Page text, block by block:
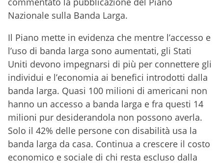
Nazionale sulla Banda Larga.
Il Piano mette in evidenza che mentre l’accesso e
l’uso di banda larga sono aumentati, gli Stati
Uniti devono impegnarsi di più per connettere gli
individui e l’economia ai benefici introdotti dalla
banda larga. Quasi 100 milioni di americani non
hanno un accesso a banda larga e fra questi 14
milioni pur desiderandola non possono averla.
Solo il 42% delle persone con disabilità usa la
banda larga da casa. Continua a crescere il costo
economico e sociale di chi resta escluso dalla